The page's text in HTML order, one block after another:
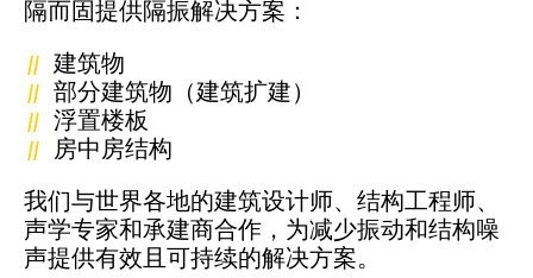
隔而固提供隔振解决方案：
建筑物
部分建筑物（建筑扩建）
浮置楼板
房中房结构
我们与世界各地的建筑设计师、结构工程师、
声学专家和承建商合作，为减少振动和结构噪
声提供有效且可持续的解决方案。